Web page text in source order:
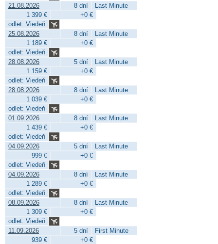
21.08.2026
8 dní
Last Minute
1 399 €
+0 €
odlet: Viedeň
25.08.2026
8 dní
Last Minute
1 189 €
+0 €
odlet: Viedeň
28.08.2026
5 dní
Last Minute
1 159 €
+0 €
odlet: Viedeň
28.08.2026
8 dní
Last Minute
1 039 €
+0 €
odlet: Viedeň
01.09.2026
8 dní
Last Minute
1 439 €
+0 €
odlet: Viedeň
04.09.2026
5 dní
Last Minute
999 €
+0 €
odlet: Viedeň
04.09.2026
8 dní
Last Minute
1 289 €
+0 €
odlet: Viedeň
08.09.2026
8 dní
Last Minute
1 309 €
+0 €
odlet: Viedeň
11.09.2026
5 dní
First Minute
939 €
+0 €